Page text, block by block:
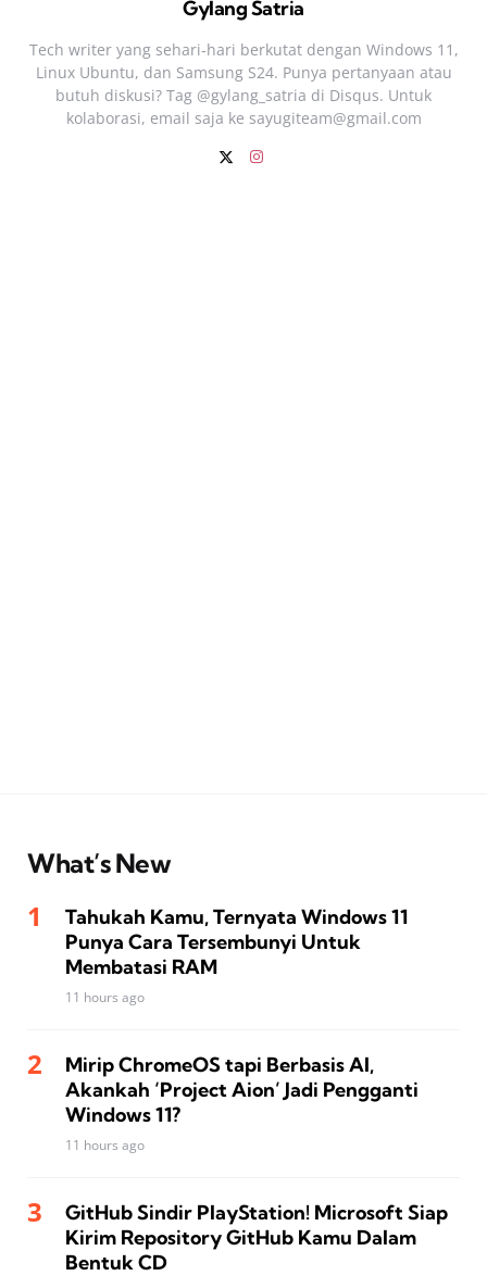
Gylang Satria
Tech writer yang sehari‑hari berkutat dengan Windows 11,
Linux Ubuntu, dan Samsung S24. Punya pertanyaan atau
butuh diskusi? Tag @gylang_satria di Disqus. Untuk
kolaborasi, email saja ke sayugiteam@gmail.com
What’s New
Tahukah Kamu, Ternyata Windows 11
Punya Cara Tersembunyi Untuk
Membatasi RAM
11 hours ago
Mirip ChromeOS tapi Berbasis AI,
Akankah ‘Project Aion’ Jadi Pengganti
Windows 11?
11 hours ago
GitHub Sindir PlayStation! Microsoft Siap
Kirim Repository GitHub Kamu Dalam
Bentuk CD